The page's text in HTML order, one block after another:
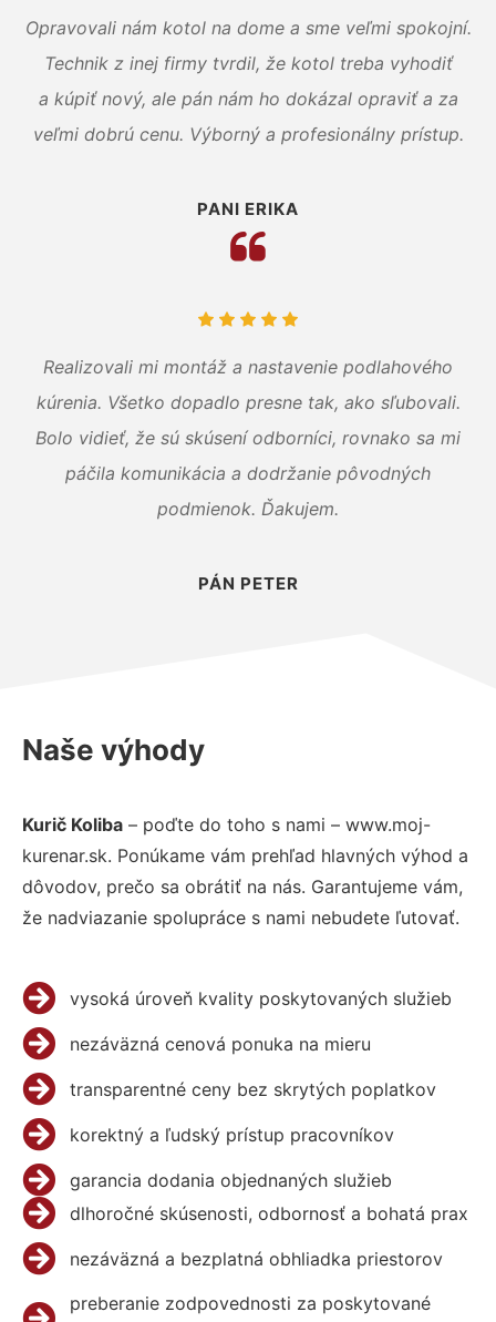
Opravovali nám kotol na dome a sme veľmi spokojní.
Technik z inej firmy tvrdil, že kotol treba vyhodiť
a kúpiť nový, ale pán nám ho dokázal opraviť a za
veľmi dobrú cenu. Výborný a profesionálny prístup.
PANI ERIKA
Realizovali mi montáž a nastavenie podlahového
kúrenia. Všetko dopadlo presne tak, ako sľubovali.
Bolo vidieť, že sú skúsení odborníci, rovnako sa mi
páčila komunikácia a dodržanie pôvodných
podmienok. Ďakujem.
PÁN PETER
Naše výhody
Kurič Koliba – poďte do toho s nami – www.moj-
kurenar.sk. Ponúkame vám prehľad hlavných výhod a
dôvodov, prečo sa obrátiť na nás. Garantujeme vám,
že nadviazanie spolupráce s nami nebudete ľutovať.
vysoká úroveň kvality poskytovaných služieb
nezáväzná cenová ponuka na mieru
transparentné ceny bez skrytých poplatkov
korektný a ľudský prístup pracovníkov
garancia dodania objednaných služieb
dlhoročné skúsenosti, odbornosť a bohatá prax
nezáväzná a bezplatná obhliadka priestorov
preberanie zodpovednosti za poskytované